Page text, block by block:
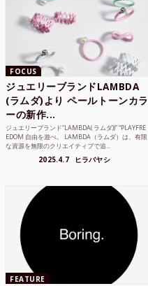
FOCUS
ジュエリーブランドLAMBDA
(ラムダ)より ペールトーンカラ
ーの新作...
ジュエリーブランド“LAMBDA( ラムダ))” “PLAYFRE
EDOM 自由を遊べ。 LAMBDA（ラムダ）は、有限
な資源を無限のクリエイティブで追...
2025.4.7 ヒラバヤシ
FEATURE